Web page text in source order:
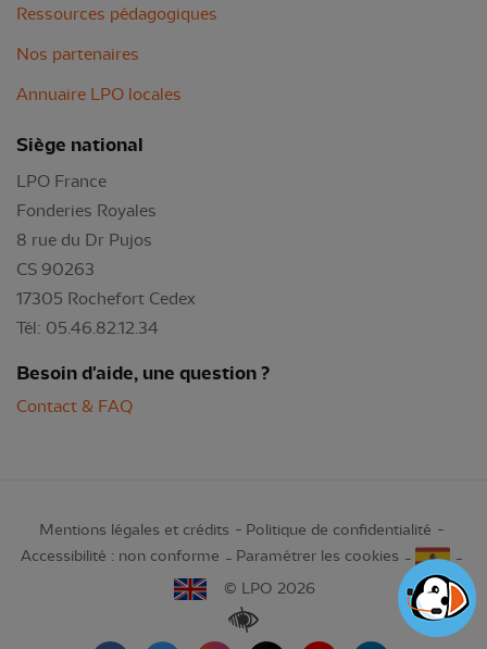
Ressources pédagogiques
Nos partenaires
Annuaire LPO locales
Siège national
LPO France
Fonderies Royales
8 rue du Dr Pujos
CS 90263
17305 Rochefort Cedex
Tél: 05.46.82.12.34
Besoin d'aide, une question ?
Contact & FAQ
Mentions légales et crédits
Politique de confidentialité
Accessibilité : non conforme
Paramétrer les cookies
© LPO 2026
Renforcer les contrastes